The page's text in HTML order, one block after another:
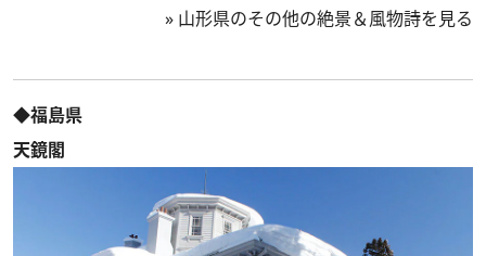
» 山形県のその他の絶景＆風物詩を見る
◆福島県
天鏡閣